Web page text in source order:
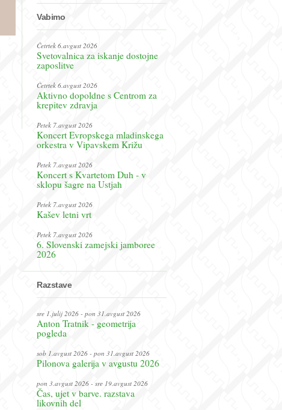
Vabimo
Četrtek 6.avgust 2026
Svetovalnica za iskanje dostojne
zaposlitve
Četrtek 6.avgust 2026
Aktivno dopoldne s Centrom za
krepitev zdravja
Petek 7.avgust 2026
Koncert Evropskega mladinskega
orkestra v Vipavskem Križu
Petek 7.avgust 2026
Koncert s Kvartetom Duh - v
sklopu šagre na Ustjah
Petek 7.avgust 2026
Kašev letni vrt
Petek 7.avgust 2026
6. Slovenski zamejski jamboree
2026
Razstave
sre 1.julij 2026 - pon 31.avgust 2026
Anton Tratnik - geometrija
pogleda
sob 1.avgust 2026 - pon 31.avgust 2026
Pilonova galerija v avgustu 2026
pon 3.avgust 2026 - sre 19.avgust 2026
Čas, ujet v barve. razstava
likovnih del